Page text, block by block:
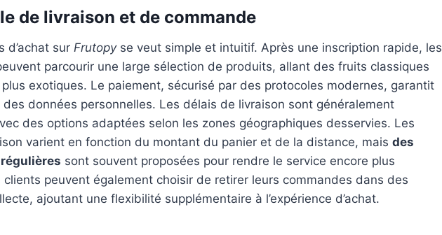
de livraison et de commande
d’achat sur Frutopyse veut simple et intuitif. Après une inscription rapide, les
parcourir une large sélection de produits, allant des fruits classiques
exotiques. Le paiement, sécurisé par des protocoles modernes, garantit
données personnelles. Les délais de livraison sont généralement
des options adaptées selon les zones géographiques desservies. Les
varient en fonction du montant du panier et de la distance, mais des
sont souvent proposées pour rendre le service encore plus
peuvent également choisir de retirer leurs commandes dans des
ajoutant une flexibilité supplémentaire à l’expérience d’achat.